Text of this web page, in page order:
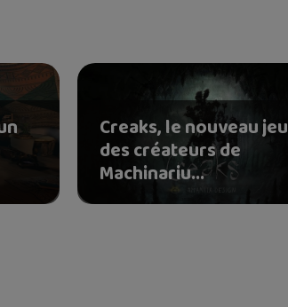
Creaks, le nouveau jeu
des créateurs de
Machinariu...